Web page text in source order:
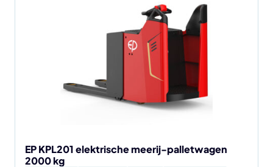
EP KPL201 elektrische meerij-palletwagen
2000 kg